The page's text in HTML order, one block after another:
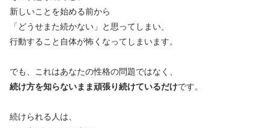
新しいことを始める前から
「どうせまた続かない」と思ってしまい、
行動すること自体が怖くなってしまいます。
でも、これはあなたの性格の問題ではなく、
続け方を知らないまま頑張り続けているだけです。
続けられる人は、